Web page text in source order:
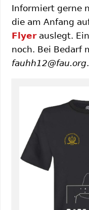
Informiert gerne
die am Anfang
Flyerauslegt.
noch. Bei Bedarf
fauhh12@fau.org.